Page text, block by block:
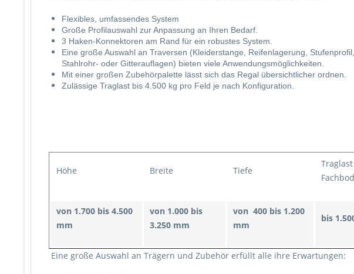
Flexibles, umfassendes System
Große Profilauswahl zur Anpassung an Ihren Bedarf.
3 Haken-Konnektoren am Rand für ein robustes System.
Eine große Auswahl an Traversen (Kleiderstange, Reifenlagerung,
Stahlrohr- oder Gitterauflagen) bieten viele Anwendungsmöglichkeiten.
Mit einer großen Zubehörpalette lässt sich das Regal übersichtlicher ordnen.
Zulässige Traglast bis 4.500 kg pro Feld je nach Konfiguration.
Höhe Breite Tiefe
von 1.700 bis 4.500
mm
von 1.000 bis
3.250 mm
von 400 bis 1.200
mm
bis
Eine große Auswahl an Trägern und Zubehör erfüllt alle ihre Erwartungen: